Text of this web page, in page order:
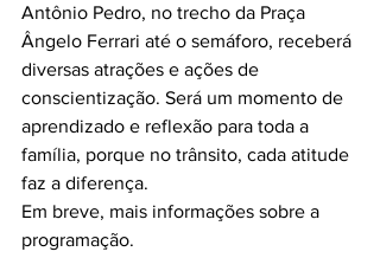
Antônio Pedro, no trecho da Praça
Ângelo Ferrari até o semáforo, receberá
diversas atrações e ações de
conscientização. Será um momento de
aprendizado e reflexão para toda a
família, porque no trânsito, cada atitude
faz a diferença.
Em breve, mais informações sobre a
programação.